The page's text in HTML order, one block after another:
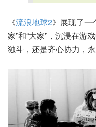
《流浪地球2》展现了一
家”和“大家”，沉浸在游
独斗，还是齐心协力，